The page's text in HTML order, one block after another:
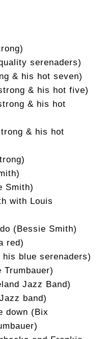
serenaders)
& his hot seven)
& his hot five)
& his hot
& his hot
Smith)
with Louis
(Bessie Smith)
red)
blue serenaders)
Trumbauer)
Jazz Band)
band)
down (Bix